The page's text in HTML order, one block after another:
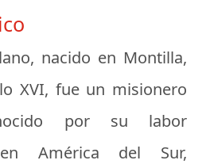
nacido en Montilla,
XVI, fue un misionero
por su labor
en América del Sur,